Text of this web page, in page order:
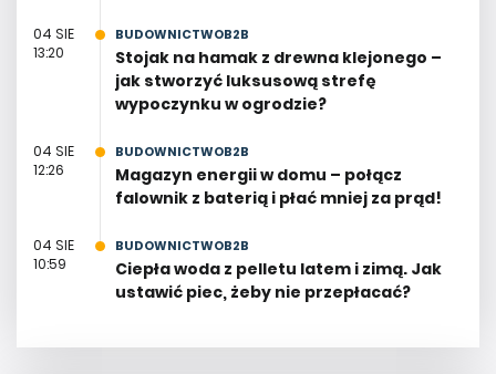
04 SIE
13:20
BUDOWNICTWOB2B
Stojak na hamak z drewna klejonego –
jak stworzyć luksusową strefę
wypoczynku w ogrodzie?
04 SIE
12:26
BUDOWNICTWOB2B
Magazyn energii w domu – połącz
falownik z baterią i płać mniej za prąd!
04 SIE
10:59
BUDOWNICTWOB2B
Ciepła woda z pelletu latem i zimą. Jak
ustawić piec, żeby nie przepłacać?